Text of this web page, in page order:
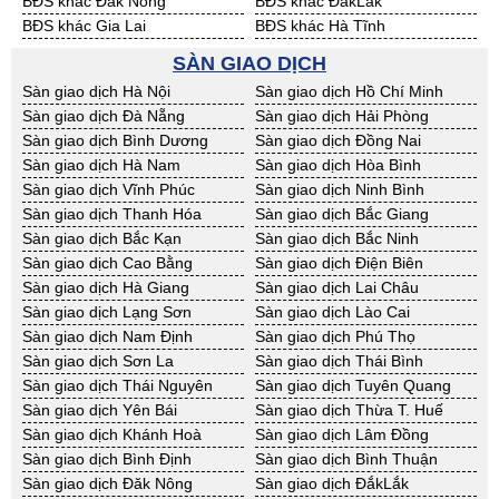
BĐS khác Gia Lai
BĐS khác Hà Tĩnh
BĐS khác Ninh Thuận
BĐS khác Phú Yên
BĐS khác Quảng Bình
BĐS khác Quảng Nam
BĐS khác Quảng Ngãi
BĐS khác Bà Rịa - VT
BĐS khác Cần Thơ
BĐS khác An Giang
BĐS khác Bạc Liêu
BĐS khác Bến Tre
BĐS khác Bình Phước
BĐS khác Cà Mau
BĐS khác Đồng Tháp
BĐS khác Hậu Giang
BĐS khác Kiên Giang
BĐS khác Long An
BĐS khác Sóc Trăng
BĐS khác Tây Ninh
BĐS khác Tiền Giang
BĐS khác Trà Vinh
BĐS khác Vĩnh Long
BĐS khác Hải Dương
BĐS khác Hưng Yên
BĐS khác Quảng Ninh
SÀN GIAO DỊCH
Sàn giao dịch Hà Nội
Sàn giao dịch Hồ Chí Minh
Sàn giao dịch Đà Nẵng
Sàn giao dịch Hải Phòng
Sàn giao dịch Bình Dương
Sàn giao dịch Đồng Nai
Sàn giao dịch Hà Nam
Sàn giao dịch Hòa Bình
Sàn giao dịch Vĩnh Phúc
Sàn giao dịch Ninh Bình
Sàn giao dịch Thanh Hóa
Sàn giao dịch Bắc Giang
Sàn giao dịch Bắc Kạn
Sàn giao dịch Bắc Ninh
Sàn giao dịch Cao Bằng
Sàn giao dịch Điện Biên
Sàn giao dịch Hà Giang
Sàn giao dịch Lai Châu
Sàn giao dịch Lạng Sơn
Sàn giao dịch Lào Cai
Sàn giao dịch Nam Định
Sàn giao dịch Phú Thọ
Sàn giao dịch Sơn La
Sàn giao dịch Thái Bình
Sàn giao dịch Thái Nguyên
Sàn giao dịch Tuyên Quang
Sàn giao dịch Yên Bái
Sàn giao dịch Thừa T. Huế
Sàn giao dịch Khánh Hoà
Sàn giao dịch Lâm Đồng
Sàn giao dịch Bình Định
Sàn giao dịch Bình Thuận
Sàn giao dịch Đăk Nông
Sàn giao dịch ĐắkLắk